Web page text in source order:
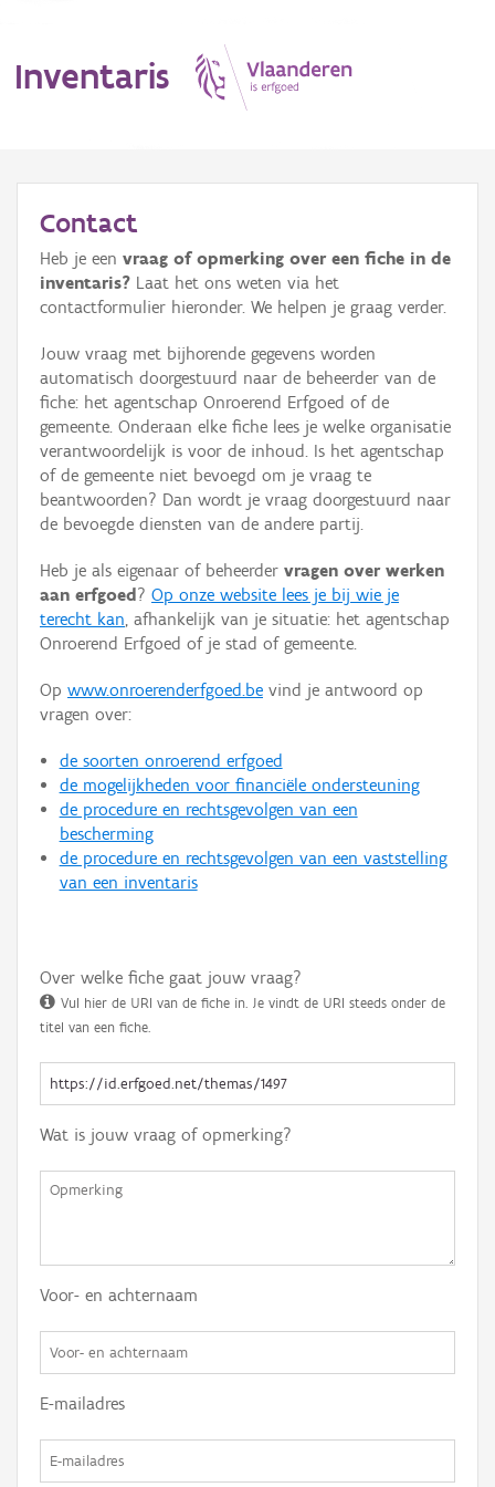
Inventaris
Erfgoedobject
Aanduidingsobject
Waarneming
Thema
Gebeurtenis
Persoon of collectief
Hergebruik
Aanmelden
Contact
Heb je een vraag of opmerking over een fiche in de
inventaris? Laat het ons weten via het
contactformulier hieronder. We helpen je graag verder.
Jouw vraag met bijhorende gegevens worden
automatisch doorgestuurd naar de beheerder van de
fiche: het agentschap Onroerend Erfgoed of de
gemeente. Onderaan elke fiche lees je welke organisatie
verantwoordelijk is voor de inhoud. Is het agentschap
of de gemeente niet bevoegd om je vraag te
beantwoorden? Dan wordt je vraag doorgestuurd naar
de bevoegde diensten van de andere partij.
Heb je als eigenaar of beheerder vragen over werken
aan erfgoed ? Op onze website lees je bij wie je
terecht kan, afhankelijk van je situatie: het agentschap
Onroerend Erfgoed of je stad of gemeente.
Op www.onroerenderfgoed.be vind je antwoord op
vragen over:
de soorten onroerend erfgoed
de mogelijkheden voor financiële ondersteuning
de procedure en rechtsgevolgen van een
bescherming
de procedure en rechtsgevolgen van een vaststelling
van een inventaris
Over welke fiche gaat jouw vraag?
Vul hier de URI van de fiche in. Je vindt de URI steeds onder de
titel van een fiche.
Wat is jouw vraag of opmerking?
Voor- en achternaam
E-mailadres